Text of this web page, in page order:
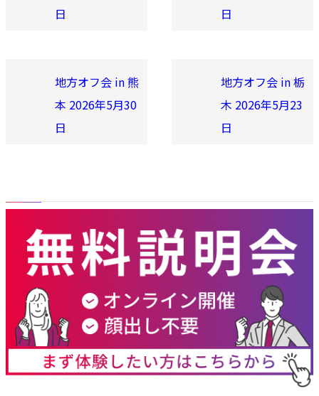
日
日
地方オフ会 in 熊
本 2026年5月30
日
地方オフ会 in 栃
木 2026年5月23
日